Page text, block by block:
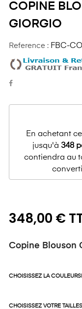
COPINE
GIORGIO
Reference : FBC-
En achetant
jusqu'à 348
contiendra au
348,00 €
Copine Blouson
CHOISISSEZ LA
CHOISISSEZ VOTRE